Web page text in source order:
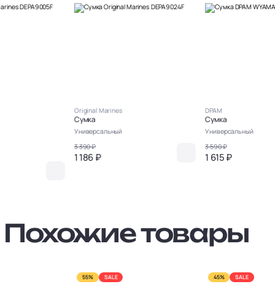
Original Marines
Сумка
Универсальный
3 390 ₽
1 186 ₽
DPAM
Сумка
Универсальный
3 590 ₽
1 615 ₽
Похожие товары
55% SALE 45% SALE